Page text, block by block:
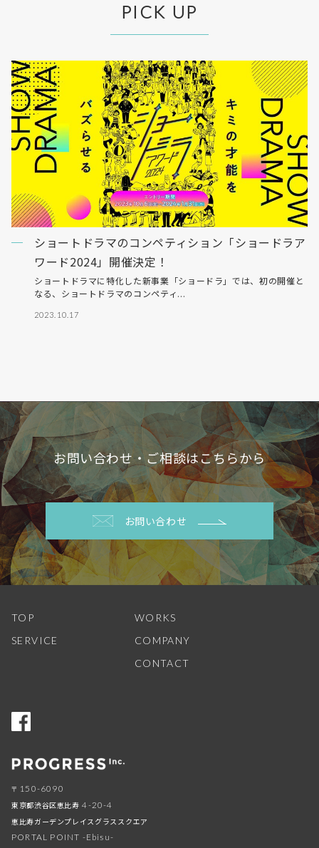
PICK UP
ショートドラマのコンペティション「ショードラア
ワード2024」開催決定！
ショートドラマに特化した新事業「ショードラ」では、初の開催と
なる、ショートドラマのコンペティ...
2023.10.17
お問い合わせ・ご相談はこちらから
お問い合わせ
TOP
SERVICE
WORKS
COMPANY
CONTACT
〒 150-6090
東京都渋谷区恵比寿 4-20-4
恵比寿ガーデンプレイスグラススクエア
PORTAL POINT -Ebisu-